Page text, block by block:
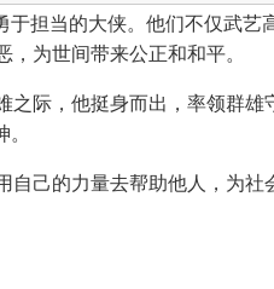
于担当的大侠。他们不仅武艺
为世间带来公正和和平。
之际，他挺身而出，率领群雄
自己的力量去帮助他人，为社